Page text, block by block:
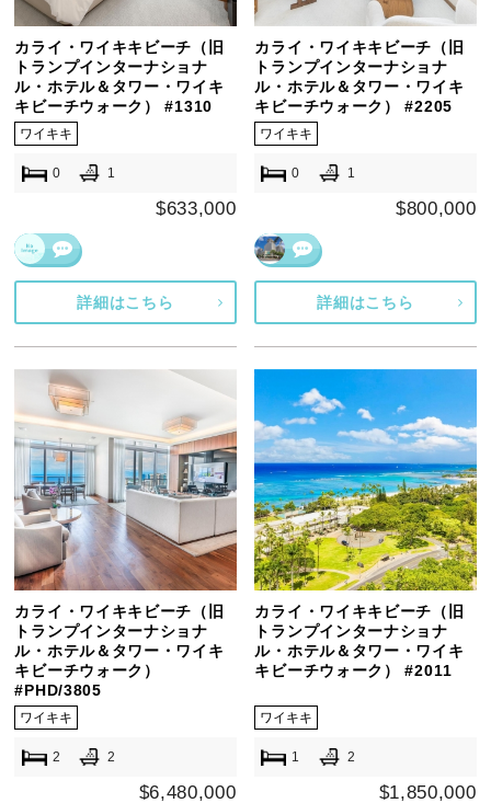
カライ・ワイキキビーチ（旧
トランプインターナショナ
ル・ホテル＆タワー・ワイキ
キビーチウォーク） #1310
ワイキキ
0 1
$633,000
詳細はこちら
カライ・ワイキキビーチ（旧
トランプインターナショナ
ル・ホテル＆タワー・ワイキ
キビーチウォーク） #2205
ワイキキ
0 1
$800,000
詳細はこちら
カライ・ワイキキビーチ（旧
トランプインターナショナ
ル・ホテル＆タワー・ワイキ
キビーチウォーク）
#PHD/3805
ワイキキ
2 2
$6,480,000
カライ・ワイキキビーチ（旧
トランプインターナショナ
ル・ホテル＆タワー・ワイキ
キビーチウォーク） #2011
ワイキキ
1 2
$1,850,000